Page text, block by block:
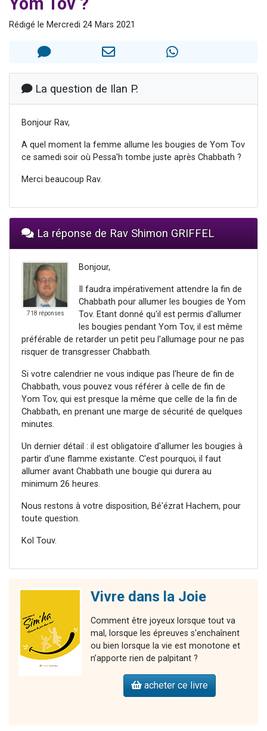
Il reste 49 places pour étudier en groupe sur Zoom
Rédigé le Mercredi 24 Mars 2021
La question de Ilan P.
Bonjour Rav,
A quel moment la femme allume les bougies de Yom Tov
ce samedi soir où Pessa'h tombe juste après Chabbath ?
Merci beaucoup Rav.
La réponse de Rav Shimon GRIFFEL
718 réponses
Bonjour,
Il faudra impérativement attendre la fin de
Chabbath pour allumer les bougies de Yom
Tov. Etant donné qu'il est permis d'allumer
les bougies pendant Yom Tov, il est même
préférable de retarder un petit peu l'allumage pour ne pas
risquer de transgresser Chabbath.
Si votre calendrier ne vous indique pas l'heure de fin de
Chabbath, vous pouvez vous référer à celle de fin de
Yom Tov, qui est presque la même que celle de la fin de
Chabbath, en prenant une marge de sécurité de quelques
minutes.
Un dernier détail : il est obligatoire d'allumer les bougies à
partir d'une flamme existante. C'est pourquoi, il faut
allumer avant Chabbath une bougie qui durera au
minimum 26 heures.
Nous restons à votre disposition, Bé'ézrat Hachem, pour
toute question.
Kol Touv.
Vivre dans la Joie
Comment être joyeux lorsque tout va
mal, lorsque les épreuves s'enchaînent
ou bien lorsque la vie est monotone et
n’apporte rien de palpitant ?
acheter ce livre